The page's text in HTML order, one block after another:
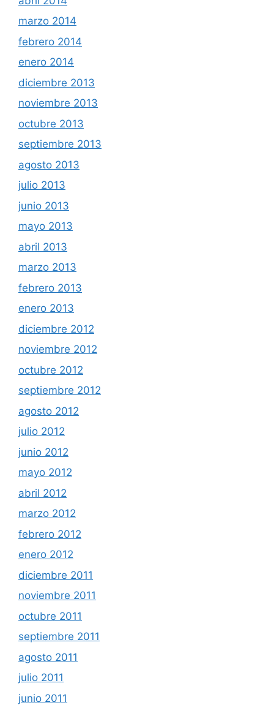
marzo 2014
febrero 2014
enero 2014
diciembre 2013
noviembre 2013
octubre 2013
septiembre 2013
agosto 2013
julio 2013
junio 2013
mayo 2013
abril 2013
marzo 2013
febrero 2013
enero 2013
diciembre 2012
noviembre 2012
octubre 2012
septiembre 2012
agosto 2012
julio 2012
junio 2012
mayo 2012
abril 2012
marzo 2012
febrero 2012
enero 2012
diciembre 2011
noviembre 2011
octubre 2011
septiembre 2011
agosto 2011
julio 2011
junio 2011